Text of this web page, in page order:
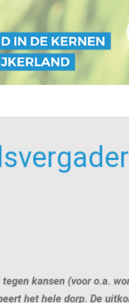
kansen (voor o.a.
het hele dorp. De